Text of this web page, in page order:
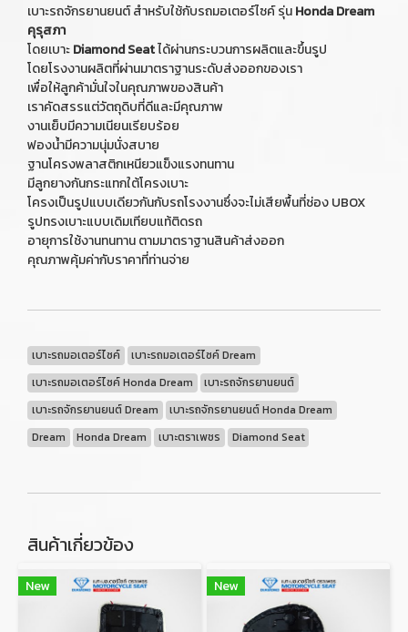
เบาะรถจักรยานยนต์ สำหรับใช้กับรถมอเตอร์ไซค์ รุ่นHonda Dream
คุรุสภา
โดยเบาะDiamond Seatได้ผ่านกระบวนการผลิตและขึ้นรูป
โดยโรงงานผลิตที่ผ่านมาตราฐานระดับส่งออกของเรา
เพื่อให้ลูกค้ามั่นใจในคุณภาพของสินค้า
เราคัดสรรแต่วัตถุดิบที่ดีและมีคุณภาพ
งานเย็บมีความเนียนเรียบร้อย
ฟองน้ำมีความนุ่มนั่งสบาย
ฐานโครงพลาสติกเหนียวแข็งแรงทนทาน
มีลูกยางกันกระแทกใต้โครงเบาะ
โครงเป็นรูปแบบเดียวกันกับรถโรงงานซึ่งจะไม่เสียพื้นที่ช่อง UBOX
รูปทรงเบาะแบบเดิมเทียบแท้ติดรถ
อายุการใช้งานทนทาน ตามมาตราฐานสินค้าส่งออก
คุณภาพคุ้มค่ากับราคาที่ท่านจ่าย
เบาะรถมอเตอร์ไซค์
เบาะรถมอเตอร์ไซค์ Dream
เบาะรถมอเตอร์ไซค์ Honda Dream
เบาะรถจักรยานยนต์
เบาะรถจักรยานยนต์ Dream
เบาะรถจักรยานยนต์ Honda Dream
Dream
Honda Dream เบาะตราเพชร Diamond Seat
สินค้าเกี่ยวข้อง
New New